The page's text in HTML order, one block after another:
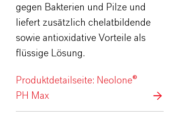
gegen Bakterien und Pilze und
liefert zusätzlich chelatbildende
sowie antioxidative Vorteile als
flüssige Lösung.
Produktdetailseite: Neolone®
PH Max